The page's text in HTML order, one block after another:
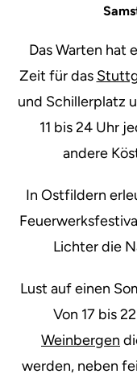
Das Warten hat
Zeit für das
und Schillerplatz
11 bis 24 Uhr
andere
In Ostfildern
Lichter die
Lust auf einen
Von 17 bis
Weinbergen
werden, neben